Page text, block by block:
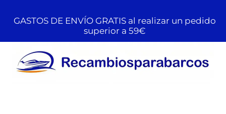
GASTOS DE ENVÍO GRATIS al realizar un pedido
superior a 59€